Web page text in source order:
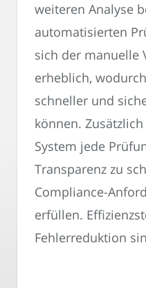
weiteren Analyse
automatisierten
sich der manuelle
erheblich,
schneller und
können.
System jede
Transparenz zu
Compliance-
erfüllen.
Fehlerreduktion